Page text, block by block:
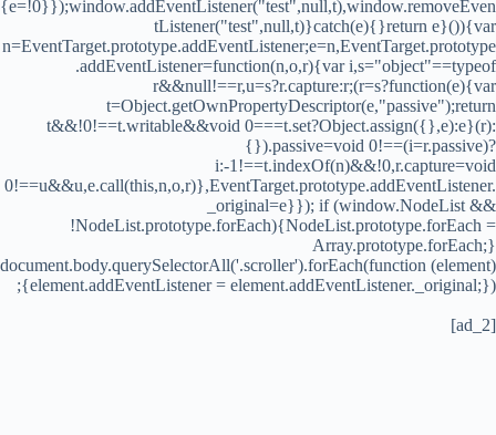
{e=!0}});window.addEventListener("test",null,t),window.removeEven
tListener("test",null,t)}catch(e){}return e}()){var
n=EventTarget.prototype.addEventListener;e=n,EventTarget.prototype
.addEventListener=function(n,o,r){var i,s="object"==typeof
r&&null!==r,u=s?r.capture:r;(r=s?function(e){var
t=Object.getOwnPropertyDescriptor(e,"passive");return
t&&!0!==t.writable&&void 0===t.set?Object.assign({},e):e}(r):
{}).passive=void 0!==(i=r.passive)?
i:-1!==t.indexOf(n)&&!0,r.capture=void
0!==u&&u,e.call(this,n,o,r)},EventTarget.prototype.addEventListener.
_original=e}}); if (window.NodeList &&
!NodeList.prototype.forEach){NodeList.prototype.forEach =
Array.prototype.forEach;}
document.body.querySelectorAll('.scroller').forEach(function (element)
{element.addEventListener = element.addEventListener._original;});
[ad_2]